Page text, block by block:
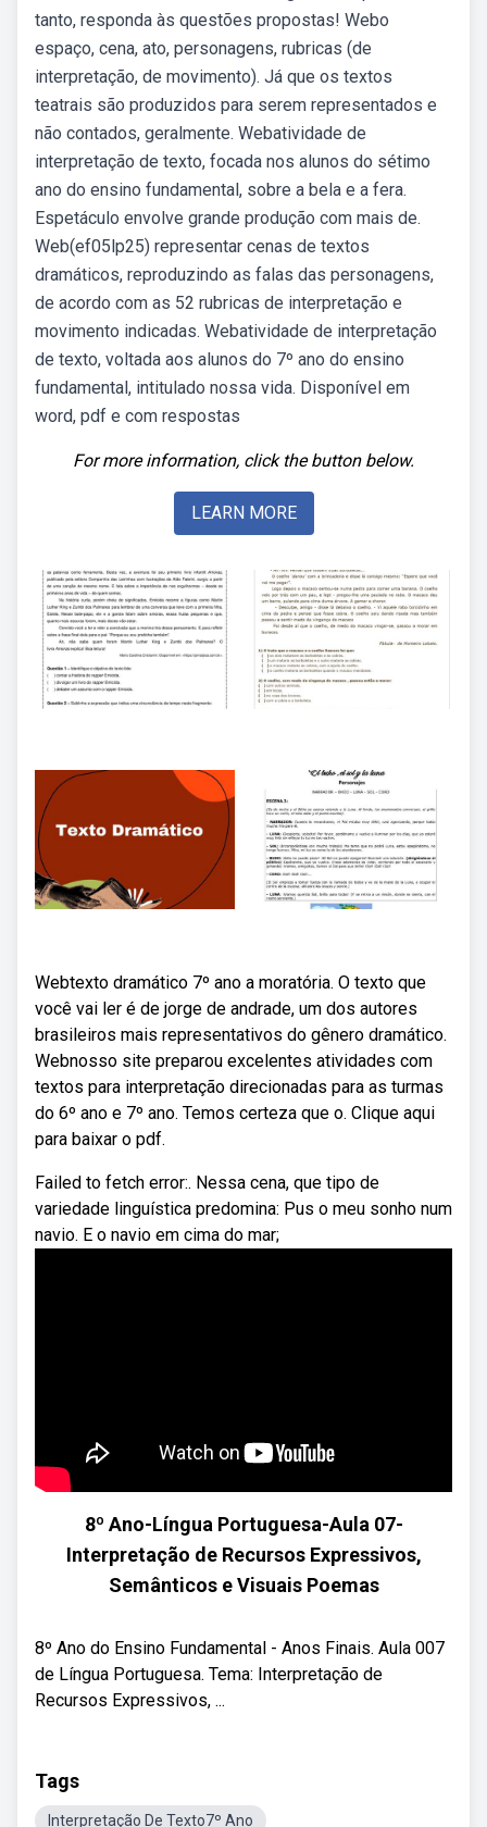
tanto, responda às questões propostas! Webo
espaço, cena, ato, personagens, rubricas (de
interpretação, de movimento). Já que os textos
teatrais são produzidos para serem representados e
não contados, geralmente. Webatividade de
interpretação de texto, focada nos alunos do sétimo
ano do ensino fundamental, sobre a bela e a fera.
Espetáculo envolve grande produção com mais de.
Web(ef05lp25) representar cenas de textos
dramáticos, reproduzindo as falas das personagens,
de acordo com as 52 rubricas de interpretação e
movimento indicadas. Webatividade de interpretação
de texto, voltada aos alunos do 7º ano do ensino
fundamental, intitulado nossa vida. Disponível em
word, pdf e com respostas
For more information, click the button below.
LEARN MORE
Webtexto dramático 7º ano a moratória. O texto que
você vai ler é de jorge de andrade, um dos autores
brasileiros mais representativos do gênero dramático.
Webnosso site preparou excelentes atividades com
textos para interpretação direcionadas para as turmas
do 6º ano e 7º ano. Temos certeza que o. Clique aqui
para baixar o pdf.
Failed to fetch error:. Nessa cena, que tipo de
variedade linguística predomina: Pus o meu sonho num
navio. E o navio em cima do mar;
8º Ano-Língua Portuguesa-Aula 07-
Interpretação de Recursos Expressivos,
Semânticos e Visuais Poemas
8º Ano do Ensino Fundamental - Anos Finais. Aula 007
de Língua Portuguesa. Tema: Interpretação de
Recursos Expressivos, ...
Tags
Interpretação De Texto7º Ano